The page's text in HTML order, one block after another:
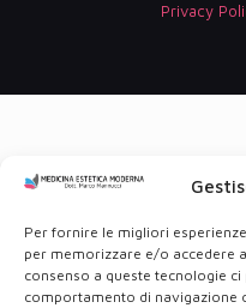
Per fornire le migliori
per memorizzare e/o accedere
consenso a queste tecnologie
comportamento di navigazione
Privacy